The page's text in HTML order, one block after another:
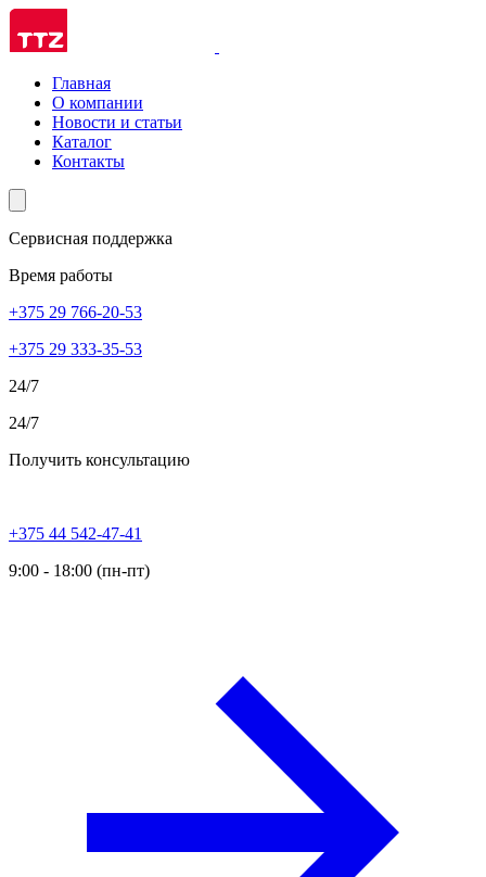
Главная
О компании
Новости и статьи
Каталог
Контакты
Сервисная поддержка
Время работы
+375 29 766-20-53
+375 29 333-35-53
24/7
24/7
Получить консультацию
+375 44 542-47-41
9:00 - 18:00 (пн-пт)